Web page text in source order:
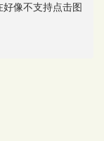
像不支持点击图